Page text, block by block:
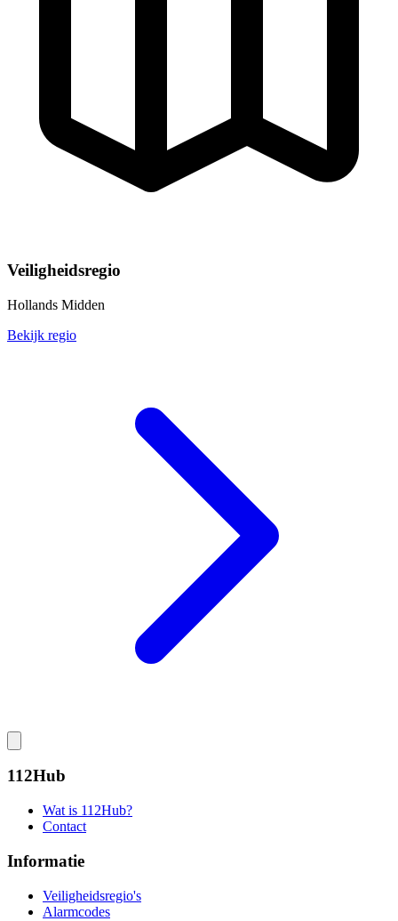
Veiligheidsregio
Hollands Midden
Bekijk regio
112Hub
Wat is 112Hub?
Contact
Informatie
Veiligheidsregio's
Alarmcodes